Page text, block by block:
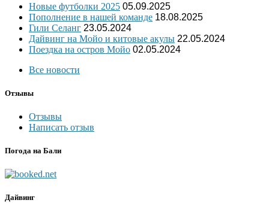
Новые футболки 2025 05.09.2025
Пополнение в нашей команде 18.08.2025
Гили Селанг 23.05.2024
Дайвинг на Мойо и китовые акулы 22.05.2024
Поездка на остров Мойо 02.05.2024
Все новости
Отзывы
Отзывы
Написать отзыв
Погода на Бали
Дайвинг